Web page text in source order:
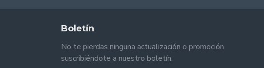
Boletín
No te pierdas ninguna actualización o promoción
suscribiéndote a nuestro boletín.